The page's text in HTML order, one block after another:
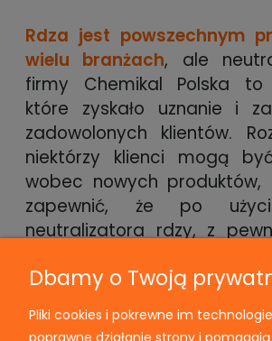
Rdza jest powszechnym
wielu branżach, ale
firmy Chemikal Polska to
które zyskało uznanie i
zadowolonych klientów.
niektórzy klienci mogą
wobec nowych produktów,
zapewnić, że po
neutralizatora rdzy, z
Nasza firma stawia
innowacyjność, aby
Dbamy o Twoją
Pliki cookies i pokrewne im
poprawne działanie strony i